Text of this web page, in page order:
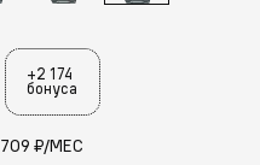
+2 174
бонуса
709 ₽/МЕС